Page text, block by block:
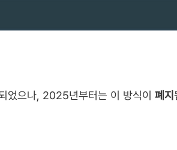
었으나, 2025년부터는 이 방식이 폐지